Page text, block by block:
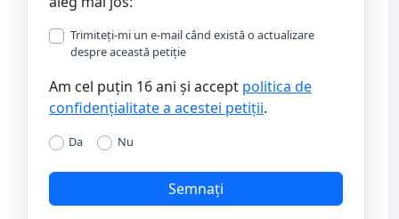
Trimiteți-mi un e-mail când există o actualizare
despre această petiție
Am cel puțin 16 ani și accept politica de
confidențialitate a acestei petiții.
Da Nu
Semnați